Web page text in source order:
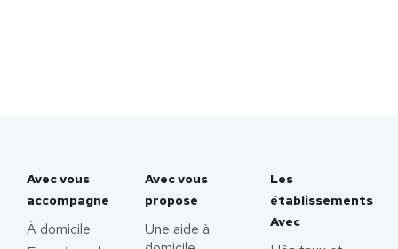
Avec vous
accompagne
À domicile
Avec vous
propose
Une aide à
Les
établissements
Avec